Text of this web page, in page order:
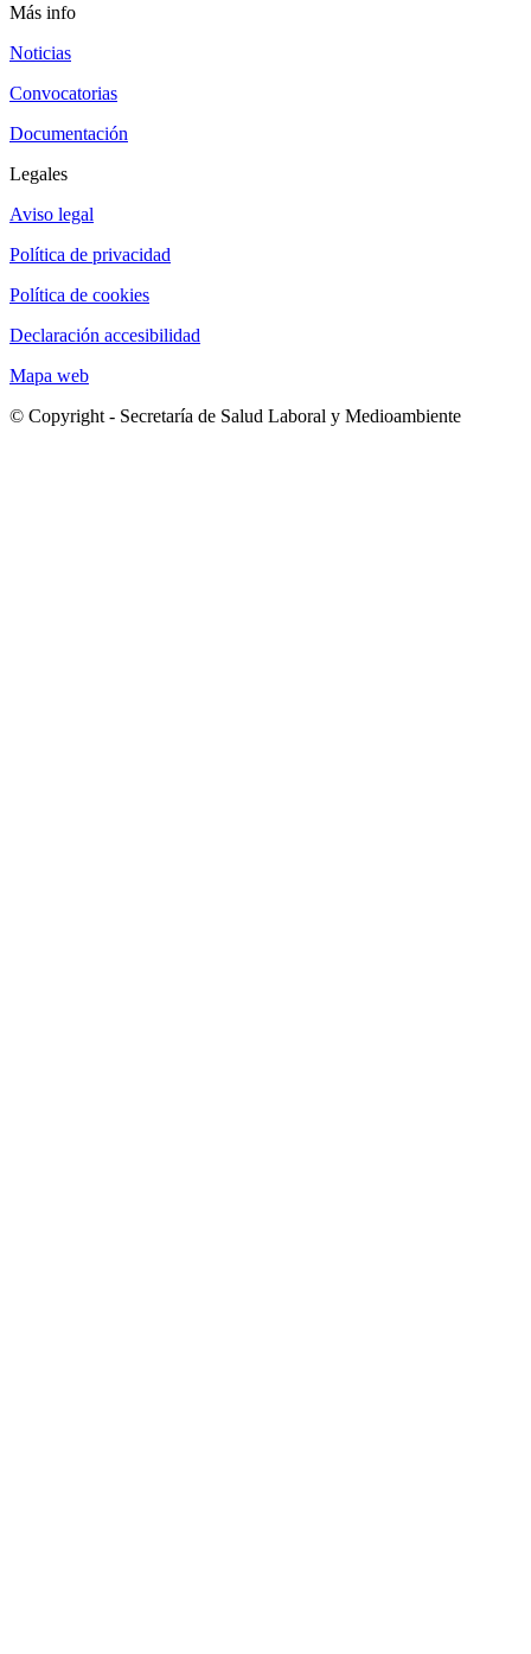
Más info
Noticias
Convocatorias
Documentación
Legales
Aviso legal
Política de privacidad
Política de cookies
Declaración accesibilidad
Mapa web
© Copyright - Secretaría de Salud Laboral y Medioambiente